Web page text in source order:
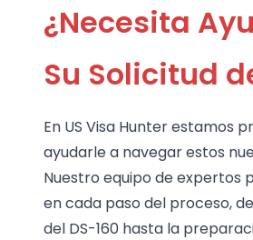
¿Necesita
Su Solicitud
En US Visa Hunter estamos
ayudarle a navegar estos
Nuestro equipo de expertos
en cada paso del proceso,
del DS-160 hasta la